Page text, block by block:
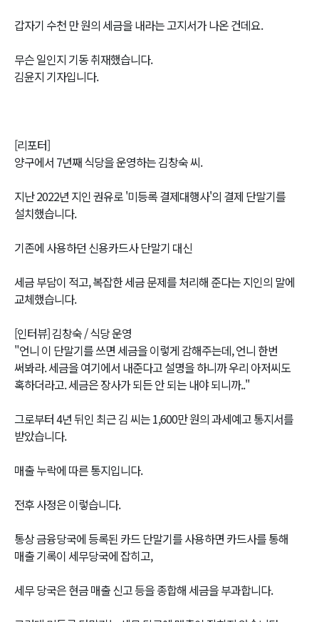
갑자기 수천 만 원의 세금을 내라는 고지서가 나온 건데요.
무슨 일인지 기동 취재했습니다.
김윤지 기자입니다.
[리포터]
양구에서 7년째 식당을 운영하는 김창숙 씨.
지난 2022년 지인 권유로 '미등록 결제대행사'의 결제 단말기를
설치했습니다.
기존에 사용하던 신용카드사 단말기 대신
세금 부담이 적고, 복잡한 세금 문제를 처리해 준다는 지인의 말에
교체했습니다.
[인터뷰] 김창숙 / 식당 운영
"언니 이 단말기를 쓰면 세금을 이렇게 감해주는데, 언니 한번
써봐라. 세금을 여기에서 내준다고 설명을 하니까 우리 아저씨도
혹하더라고. 세금은 장사가 되든 안 되는 내야 되니까.."
그로부터 4년 뒤인 최근 김 씨는 1,600만 원의 과세예고 통지서를
받았습니다.
매출 누락에 따른 통지입니다.
전후 사정은 이렇습니다.
통상 금융당국에 등록된 카드 단말기를 사용하면 카드사를 통해
매출 기록이 세무당국에 잡히고,
세무 당국은 현금 매출 신고 등을 종합해 세금을 부과합니다.